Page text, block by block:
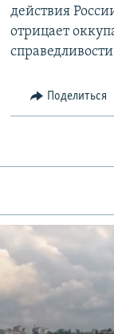
действия
отрицает
Поделиться